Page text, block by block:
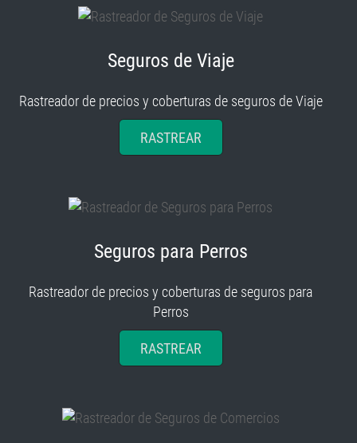
Seguros de Viaje
Rastreador de precios y coberturas de seguros de Viaje
RASTREAR
Seguros para Perros
Rastreador de precios y coberturas de seguros para
Perros
RASTREAR